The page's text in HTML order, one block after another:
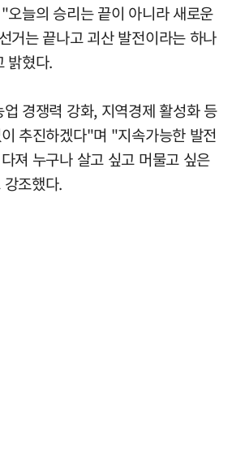
오늘의 승리는 끝이 아니라 새로운
거는 끝나고 괴산 발전이라는 하나
밝혔다.
경쟁력 강화, 지역경제 활성화 등
추진하겠다"며 "지속가능한 발전
져 누구나 살고 싶고 머물고 싶은
조했다.